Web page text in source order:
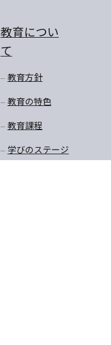
教育につい
て
教育方針
教育の特色
教育課程
学びのステージ